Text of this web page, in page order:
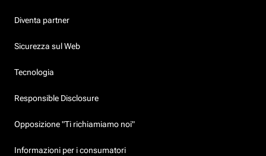
Diventa partner
Sicurezza sul Web
Tecnologia
Responsible Disclosure
Opposizione "Ti richiamiamo noi"
Informazioni per i consumatori